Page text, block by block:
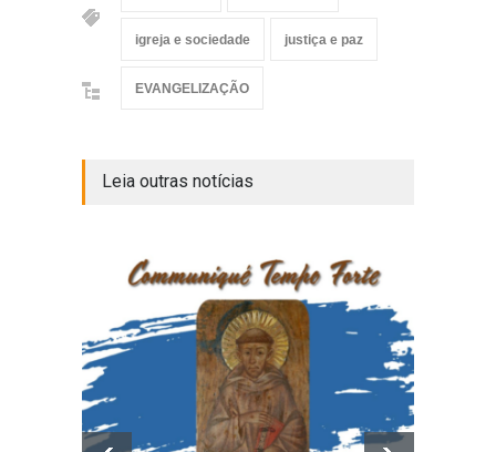
igreja e sociedade justiça e paz
EVANGELIZAÇÃO
Leia outras notícias